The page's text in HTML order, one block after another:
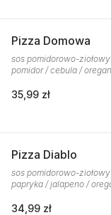
Pizza Domowa
sos pomidorowo-
pomidor / cebula /
35,99 zł
Pizza Diablo
sos pomidorowo-
papryka / jalapeno /
34,99 zł